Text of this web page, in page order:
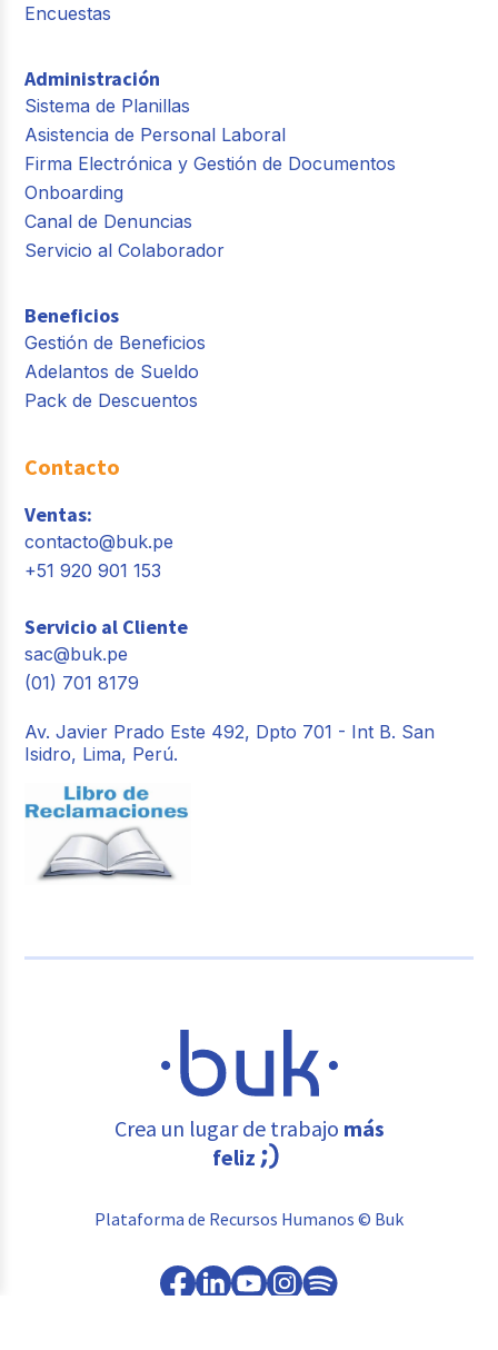
Encuestas
Administración
Sistema de Planillas
Asistencia de Personal Laboral
Firma Electrónica y Gestión de Documentos
Onboarding
Canal de Denuncias
Servicio al Colaborador
Beneficios
Gestión de Beneficios
Adelantos de Sueldo
Pack de Descuentos
Contacto
Ventas:
contacto@buk.pe
+51 920 901 153
Servicio al Cliente
sac@buk.pe
(01) 701 8179
Av. Javier Prado Este 492, Dpto 701 - Int B. San
Isidro, Lima, Perú.
Crea un lugar de trabajo más
feliz
Plataforma de Recursos Humanos © Buk